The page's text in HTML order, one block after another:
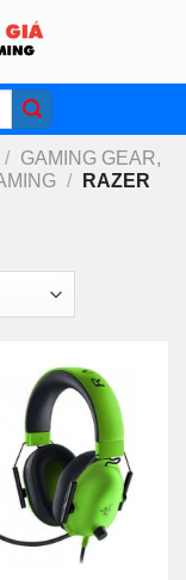
/
GAMING GEAR,
/ RAZER